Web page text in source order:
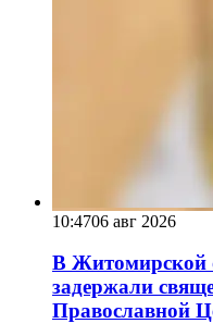
10:4706 авг 2026
В Житомирской
задержали
Православной